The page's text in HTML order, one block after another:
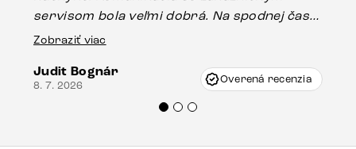
servisom bola veľmi dobrá. Na spodnej časti
stola bolo malé poškodenie, pravdepodobne
Vincze pri riešení mojej záležitosti pristúpili
veľmi korektne. Odporúčam produkty Delife
Zobraziť viac
Judit Bognár
8. 7. 2026 Overená recenzia